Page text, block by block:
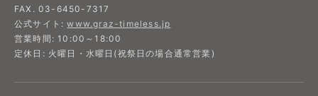
FAX. 03-6450-7317​
公式サイト:www.graz-timeless.jp​
営業時間: 10:00～18:00
定休日: 火曜日・水曜日(祝祭日の場合通常営業)